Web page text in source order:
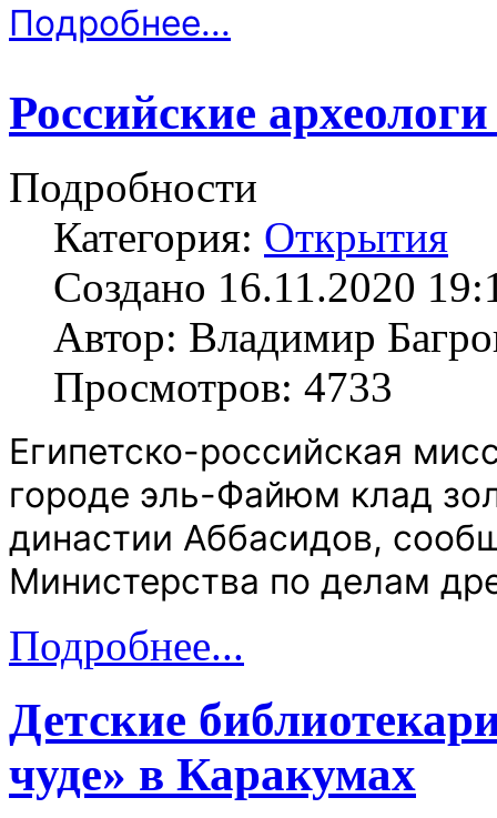
Подробнее...
Российские
Подробности
Категория: Открытия
Создано 16.11.2020
Автор: Владимир
Просмотров: 4733
Египетско-российская
городе эль-Файюм клад
династии Аббасидов,
Министерства по делам
Подробнее...
Детские
чуде» в Каракумах